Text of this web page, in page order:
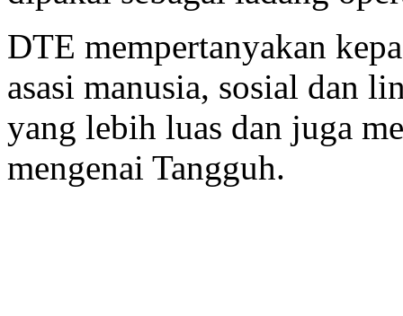
DTE mempertanyakan
asasi manusia, sosial dan
yang lebih luas dan juga
mengenai Tangguh.